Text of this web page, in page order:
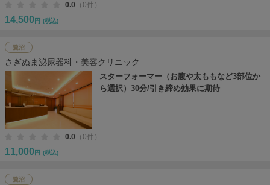
0.0 （0件）
14,500 円 (税込)
鷺沼
さぎぬま泌尿器科・美容クリニック
スターフォーマー（お腹や太ももなど3部位か
ら選択）30分/引き締め効果に期待
0.0 （0件）
11,000 円 (税込)
鷺沼